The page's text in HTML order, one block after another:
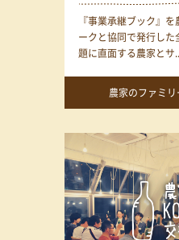
『事業承継ブック』
ークと協同で発行した
題に直面する農家とサ...
農家のファミ